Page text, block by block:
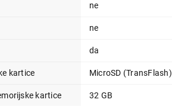
ne
ne
da
kartice MicroSD (TransFlash)
kartice 32 GB